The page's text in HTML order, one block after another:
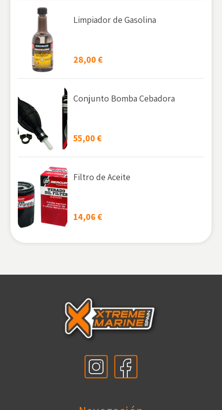
Limpiador de Gasolina
28,00€
Conjunto Bomba Cebadora
55,00€
Filtro de Aceite
14,06€